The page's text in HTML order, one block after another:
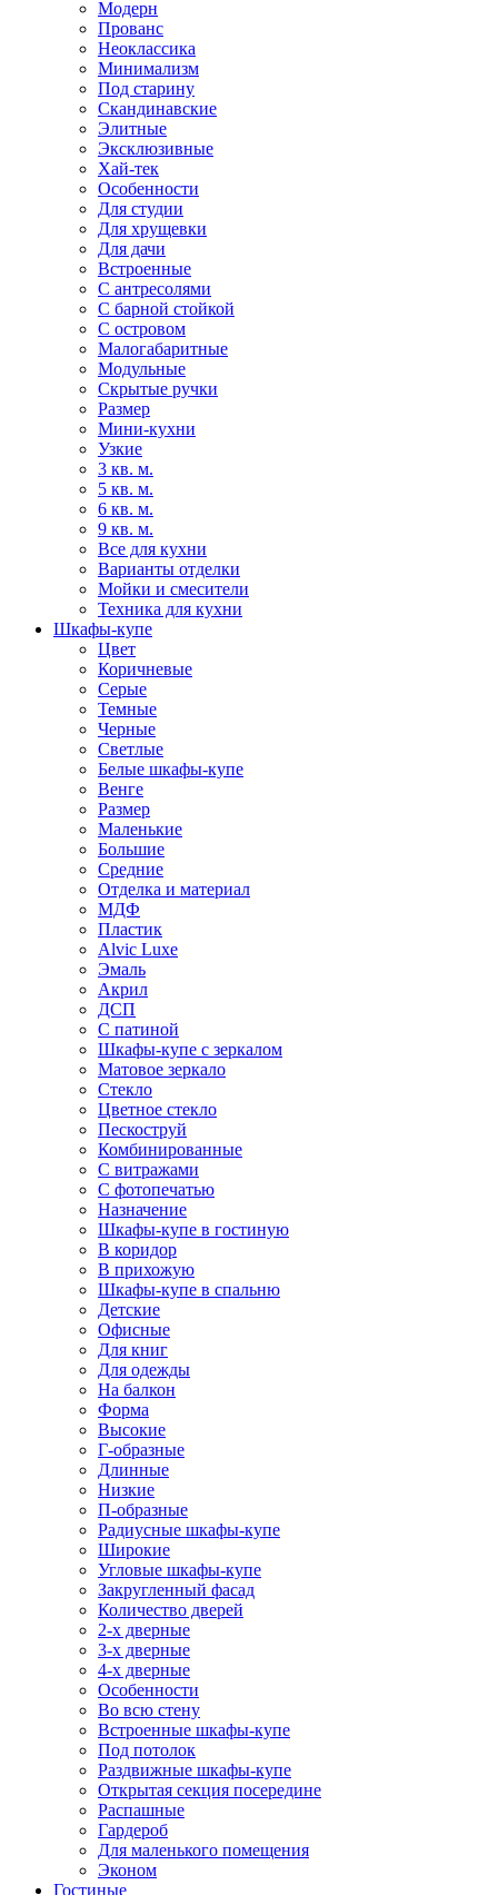
Модерн
Прованс
Неоклассика
Минимализм
Под старину
Скандинавские
Элитные
Эксклюзивные
Хай-тек
Особенности
Для студии
Для хрущевки
Для дачи
Встроенные
С антресолями
С барной стойкой
С островом
Малогабаритные
Модульные
Скрытые ручки
Размер
Мини-кухни
Узкие
3 кв. м.
5 кв. м.
6 кв. м.
9 кв. м.
Все для кухни
Варианты отделки
Мойки и смесители
Техника для кухни
Шкафы-купе
Цвет
Коричневые
Серые
Темные
Черные
Светлые
Белые шкафы-купе
Венге
Размер
Маленькие
Большие
Средние
Отделка и материал
МДФ
Пластик
Alvic Luxe
Эмаль
Акрил
ДСП
С патиной
Шкафы-купе с зеркалом
Матовое зеркало
Стекло
Цветное стекло
Пескоструй
Комбинированные
С витражами
С фотопечатью
Назначение
Шкафы-купе в гостиную
В коридор
В прихожую
Шкафы-купе в спальню
Детские
Офисные
Для книг
Для одежды
На балкон
Форма
Высокие
Г-образные
Длинные
Низкие
П-образные
Радиусные шкафы-купе
Широкие
Угловые шкафы-купе
Закругленный фасад
Количество дверей
2-х дверные
3-х дверные
4-х дверные
Особенности
Во всю стену
Встроенные шкафы-купе
Под потолок
Раздвижные шкафы-купе
Открытая секция посередине
Распашные
Гардероб
Для маленького помещения
Эконом
Гостиные